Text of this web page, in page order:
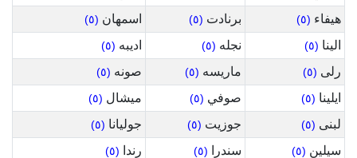
هيفاء (٥) برنادت (٥) اسمهان (٥)
الينا (٥) نجله (٥) اديبه (٥)
رلى (٥) ماريسه (٥) صونه (٥)
ايلينا (٥) صوفي (٥) ميشال (٥)
لبنى (٥) جوزيت (٥) جوليانا (٥)
سيلين (٥) سندرا (٥) رندا (٥)